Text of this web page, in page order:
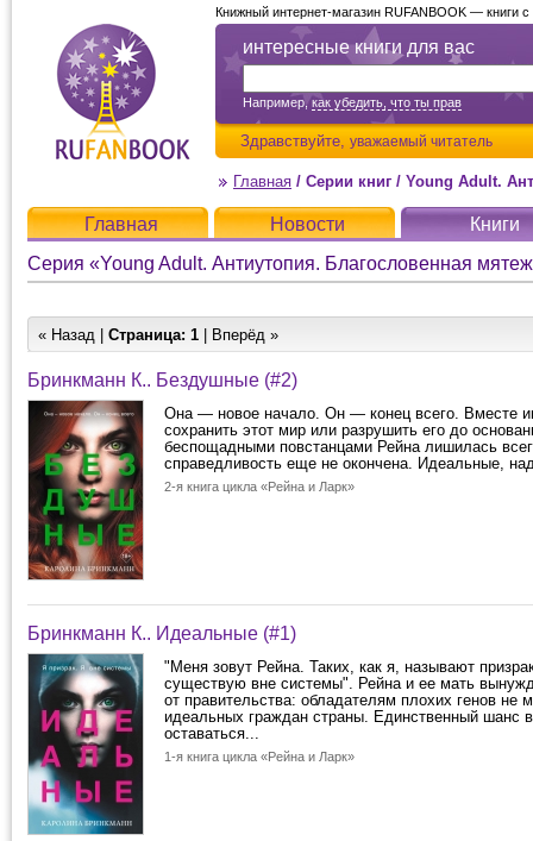
интересные книги для вас
Например,как убедить, что ты прав
Здравствуйте, уважаемый читатель
Книжный интернет-магазин RUFANBOOK — книги
Главная / Серии книг / Young Adult.
Главная Новости
Книги
Серия «Young Adult. Антиутопия. Благословенная
« Назад | Страница: 1 | Вперёд »
Бринкманн К.. Бездушные (#2)
Она — новое начало. Он — конец всего. Вместе
сохранить этот мир или разрушить его до
беспощадными повстанцами Рейна лишилась
справедливость еще не окончена. Идеальные,
2-я книга цикла «Рейна и Ларк»
Бринкманн К.. Идеальные (#1)
"Меня зовут Рейна. Таких, как я, называют
существую вне системы". Рейна и ее мать
от правительства: обладателям плохих генов не
идеальных граждан страны. Единственный шанс
оставаться...
1-я книга цикла «Рейна и Ларк»